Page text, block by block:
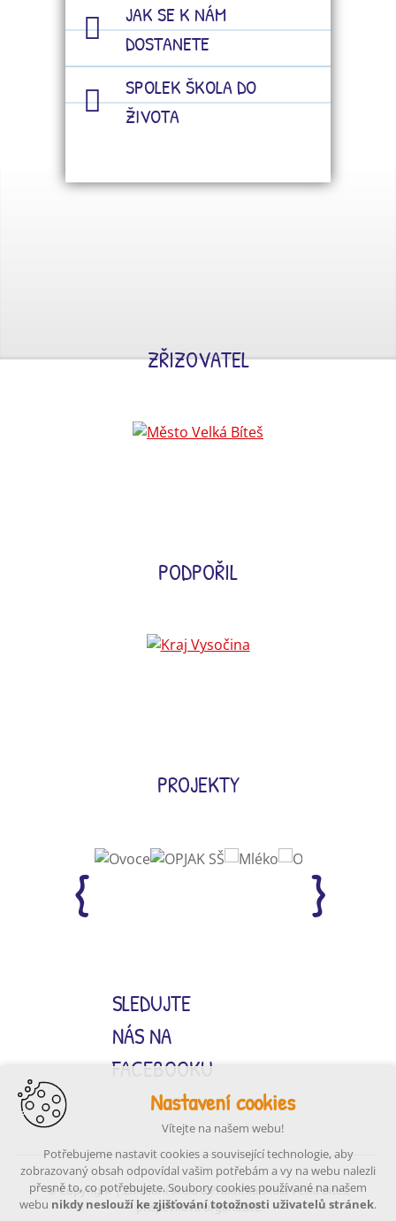
JAK SE K NÁM
DOSTANETE
SPOLEK ŠKOLA DO
ŽIVOTA
ZŘIZOVATEL
PODPOŘIL
PROJEKTY
SLEDUJTE
NÁS NA
FACEBOOKU
© Copyright | Základní škola a Praktická škola Velká Bíteš,
příspěvková organizace
Nastavení cookies
Vítejte na našem webu!
Potřebujeme nastavit cookies a související technologie, aby
zobrazovaný obsah odpovídal vašim potřebám a vy na webu nalezli
přesně to, co potřebujete. Soubory cookies používané na našem
webu nikdy neslouží ke zjišťování totožnosti uživatelů stránek.